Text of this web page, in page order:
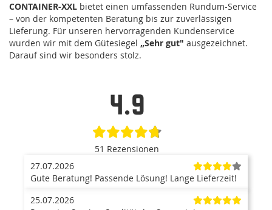
CONTAINER-XXL bietet einen umfassenden Rundum-Service
– von der kompetenten Beratung bis zur zuverlässigen
Lieferung. Für unseren hervorragenden Kundenservice
wurden wir mit dem Gütesiegel „Sehr gut" ausgezeichnet.
Darauf sind wir besonders stolz.
4.9
51 Rezensionen
27.07.2026
Gute Beratung! Passende Lösung! Lange Lieferzeit!
25.07.2026